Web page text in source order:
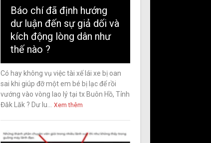
Báo chí đã định hướng
dư luận đến sự giả dối và
kích động lòng dân như
thế nào ?
Có hay không vụ việc tài xế lái xe bị oan
sai khi giúp đỡ một em bé bị lạc để rồi
vướng vào vòng lao lý tại tx Buôn Hồ, Tỉnh
Đăk Lăk ? Dư lu...
Xem thêm